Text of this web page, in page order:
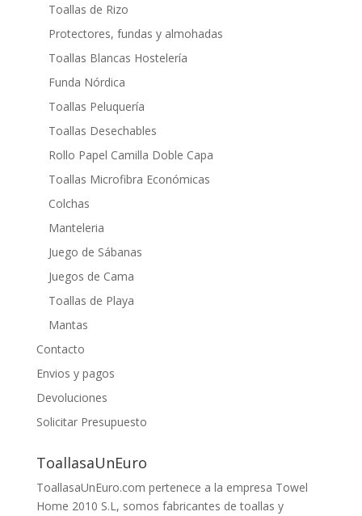
Toallas de Rizo
Protectores, fundas y almohadas
Toallas Blancas Hostelería
Funda Nórdica
Toallas Peluquería
Toallas Desechables
Rollo Papel Camilla Doble Capa
Toallas Microfibra Económicas
Colchas
Manteleria
Juego de Sábanas
Juegos de Cama
Toallas de Playa
Mantas
Contacto
Envios y pagos
Devoluciones
Solicitar Presupuesto
ToallasaUnEuro
ToallasaUnEuro.com pertenece a la empresa Towel
Home 2010 S.L, somos fabricantes de toallas y